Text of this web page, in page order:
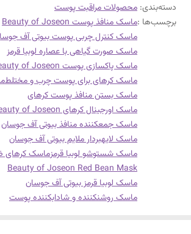
دسته‌بندی: محصولات مراقبت پوست
برچسب‌ها :ماسک منافذ پوست Beauty of Joseon
ماسک کنترل چربی پوست بیوتی آف
ماسک صورت گیاهی با عصاره لوبیا قرمز
ماسک پاکسازی پوست Beauty of Joseon
ماسک کرهای برای پوست چرب و مختلط
ماسک بستن منافذ پوست کرهای
ماسک اورجینال کرهای Beauty of Joseon
ماسک جمعکننده منافذ بیوتی آف جوسان
ماسک لایهبردار ملایم بیوتی آف جوسان
ماسک شستوشو لوبیا قرمزماسک
Beauty of Joseon Red Bean Mask
ماسک لوبیا قرمز بیوتی آف جوسان
ماسک روشنکننده و شادابکننده پوست